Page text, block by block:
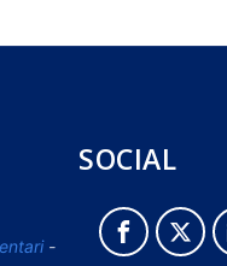
-
SOCIAL